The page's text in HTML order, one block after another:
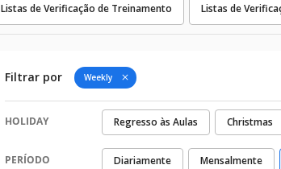
Listas de Verificação de Treinamento Listas de
Filtrar por Weekly
HOLIDAY Regresso às Aulas Christmas
PERÍODO Diariamente Mensalmente